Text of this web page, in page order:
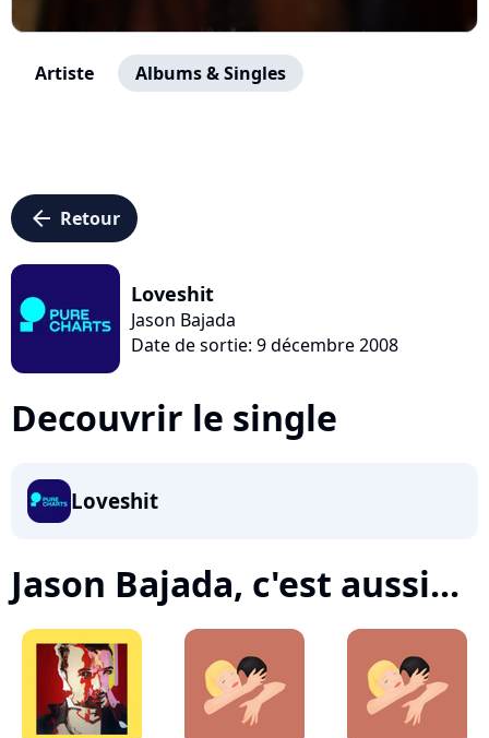
Artiste Albums & Singles
arrow_left Retour
Loveshit
Jason Bajada
Date de sortie: 9 décembre 2008
Decouvrir le single
Loveshit
Jason Bajada, c'est aussi...